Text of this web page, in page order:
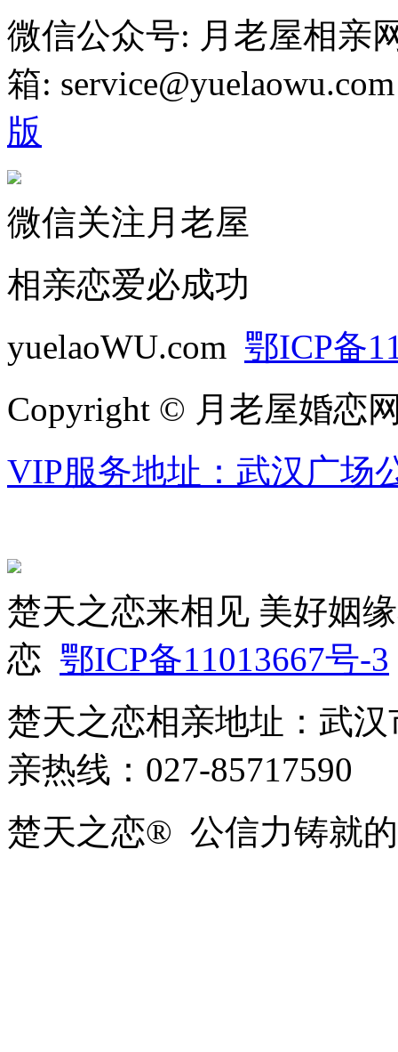
微信公众号: 月老屋相亲
箱:
版
微信关注月老屋
相亲恋爱必成功
yuelaoWU.com 鄂ICP备
Copyright © 月老屋婚恋
VIP服务地址：武汉广场
楚天之恋来相见 美好姻
恋 鄂ICP备11013667号-3
楚天之恋相亲地址：武
亲热线：027-85717590
楚天之恋® 公信力铸就